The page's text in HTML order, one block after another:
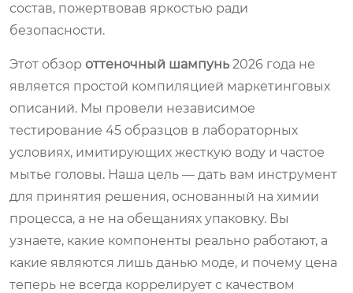
состав, пожертвовав яркостью ради
безопасности.
Этот обзор оттеночный шампунь 2026 года не
является простой компиляцией маркетинговых
описаний. Мы провели независимое
тестирование 45 образцов в лабораторных
условиях, имитирующих жесткую воду и частое
мытье головы. Наша цель — дать вам инструмент
для принятия решения, основанный на химии
процесса, а не на обещаниях упаковку. Вы
узнаете, какие компоненты реально работают, а
какие являются лишь данью моде, и почему цена
теперь не всегда коррелирует с качеством